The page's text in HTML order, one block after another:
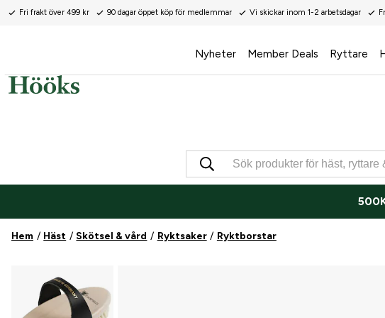
Fri frakt över 499 kr 90 dagar öppet köp för medlemmar Vi skickar inom 1-2 arbetsdagar
Nyheter Member Deals Ryttare
Hem Häst Skötsel & vård Ryktsaker Ryktborstar